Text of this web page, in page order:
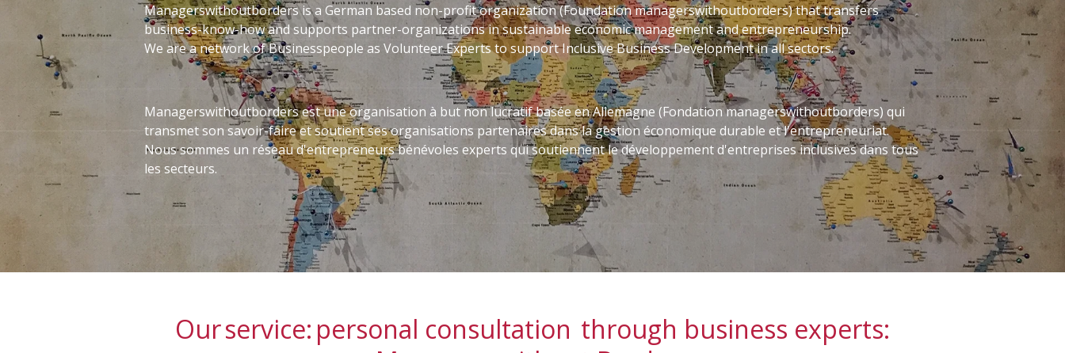
Managerswithoutborders is a German based non-profit organization (Foundation managerswithoutborders) that transfers
business-know-how and supports partner-organizations in sustainable economic management and entrepreneurship.
We are a network of Businesspeople as Volunteer Experts to support Inclusive Business Development in all sectors.
Managerswithoutborders est une organisation à but non lucratif basée en Allemagne (Fondation managerswithoutborders) qui
transmet son savoir-faire et soutient ses organisations partenaires dans la gestion économique durable et l'entrepreneuriat.
Nous sommes un réseau d'entrepreneurs bénévoles experts qui soutiennent le développement d'entreprises inclusives dans tous
les secteurs.
Our service: personal consultation through business experts: